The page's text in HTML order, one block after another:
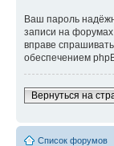
Ваш пароль
записи на форумах
вправе
обеспечением
Вернуться на
Список форумов